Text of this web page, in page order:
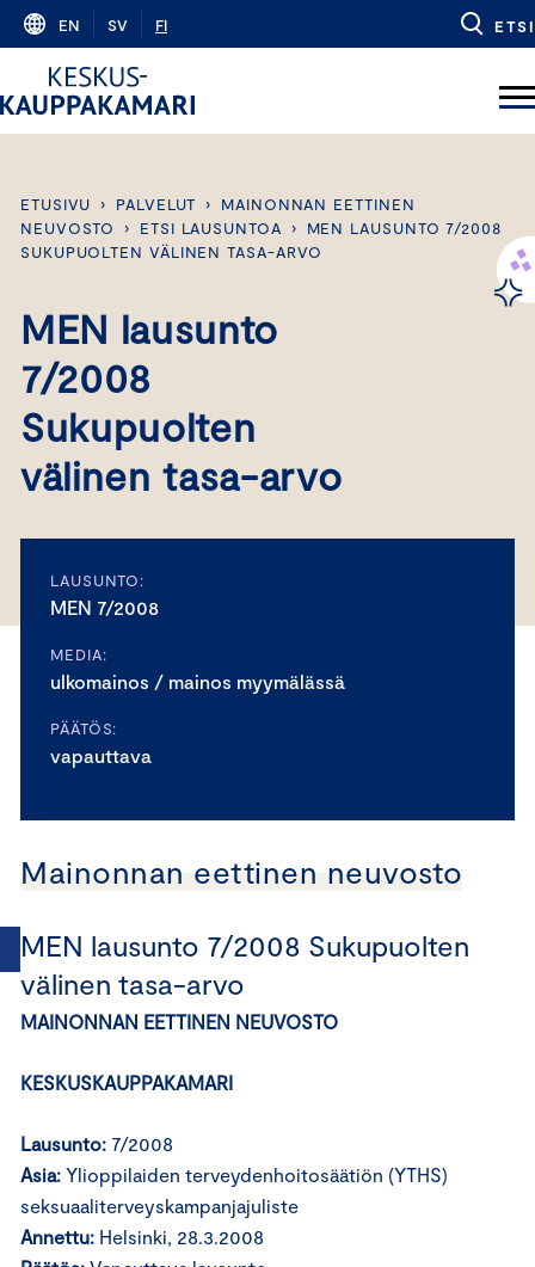
Skip
content
EN SV FI ETSI
ETUSIVU › PALVELUT ›
MAINONNAN EETTINEN
NEUVOSTO
› ETSI LAUSUNTOA ›
MEN LAUSUNTO 7/2008
SUKUPUOLTEN VÄLINEN TASA-ARVO
MEN lausunto
7/2008
Sukupuolten
välinen tasa-arvo
LAUSUNTO:
MEN 7/2008
MEDIA:
ulkomainos / mainos myymälässä
PÄÄTÖS:
vapauttava
Mainonnan eettinen neuvosto
MEN lausunto 7/2008 Sukupuolten
välinen tasa-arvo
MAINONNAN EETTINEN NEUVOSTO
KESKUSKAUPPAKAMARI
Lausunto: 7/2008
Asia: Ylioppilaiden terveydenhoitosäätiön (YTHS)
seksuaaliterveyskampanjajuliste
Annettu: Helsinki, 28.3.2008